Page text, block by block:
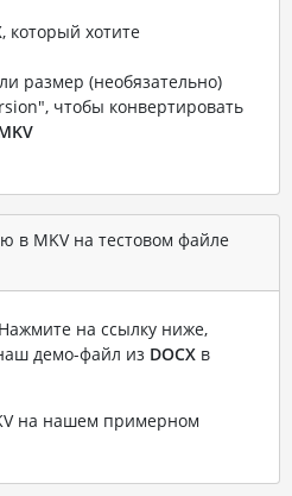
, который хотите
размер (необязательно)
чтобы конвертировать
в MKV на тестовом файле
на ссылку ниже,
демо-файл из DOCXв
на нашем примерном